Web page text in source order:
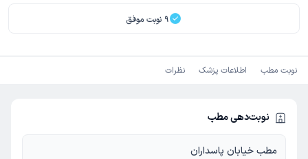
9 نوبت موفق
نوبت مطب اطلاعات پزشک نظرات
نوبت‌دهی مطب
مطب خیابان پاسداران